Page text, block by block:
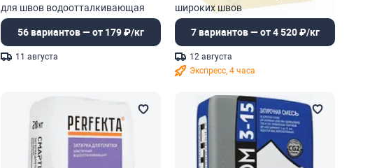
для швов водоотталкивающая
износостойкая
56 вариантов — от 179 ₽/кг
11 августа
широких швов
7 вариантов — от 4 520 ₽/кг
12 августа
Экспресс, 4 часа